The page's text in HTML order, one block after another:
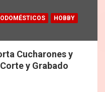
HOBBY
Cucharones y
y Grabado